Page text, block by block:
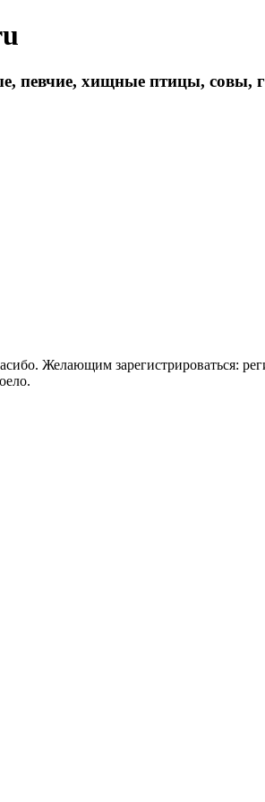
певчие, хищные птицы, совы,
Желающим зарегистрироваться: